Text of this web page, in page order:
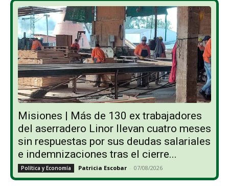
Misiones | Más de 130 ex trabajadores
del aserradero Linor llevan cuatro meses
sin respuestas por sus deudas salariales
e indemnizaciones tras el cierre...
Política y Economía Patricia Escobar - 07/08/2026